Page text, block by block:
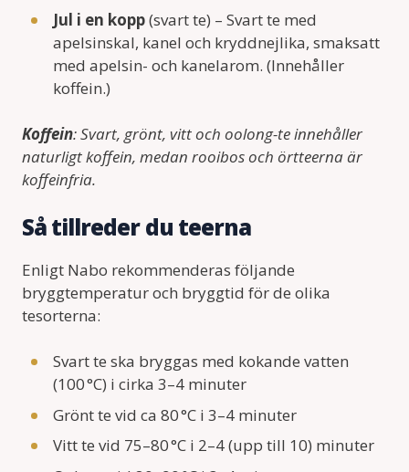
Jul i en kopp(svart te) – Svart te med
apelsinskal, kanel och kryddnejlika, smaksatt
med apelsin- och kanelarom. (Innehåller
koffein.)
Koffein: Svart, grönt, vitt och oolong-te innehåller
naturligt koffein, medan rooibos och örtteerna är
koffeinfria.
Så tillreder du teerna
Enligt Nabo rekommenderas följande
bryggtemperatur och bryggtid för de olika
tesorterna:
Svart te ska bryggas med kokande vatten
(100 °C) i cirka 3–4 minuter
Grönt te vid ca 80 °C i 3–4 minuter
Vitt te vid 75–80 °C i 2–4 (upp till 10) minuter